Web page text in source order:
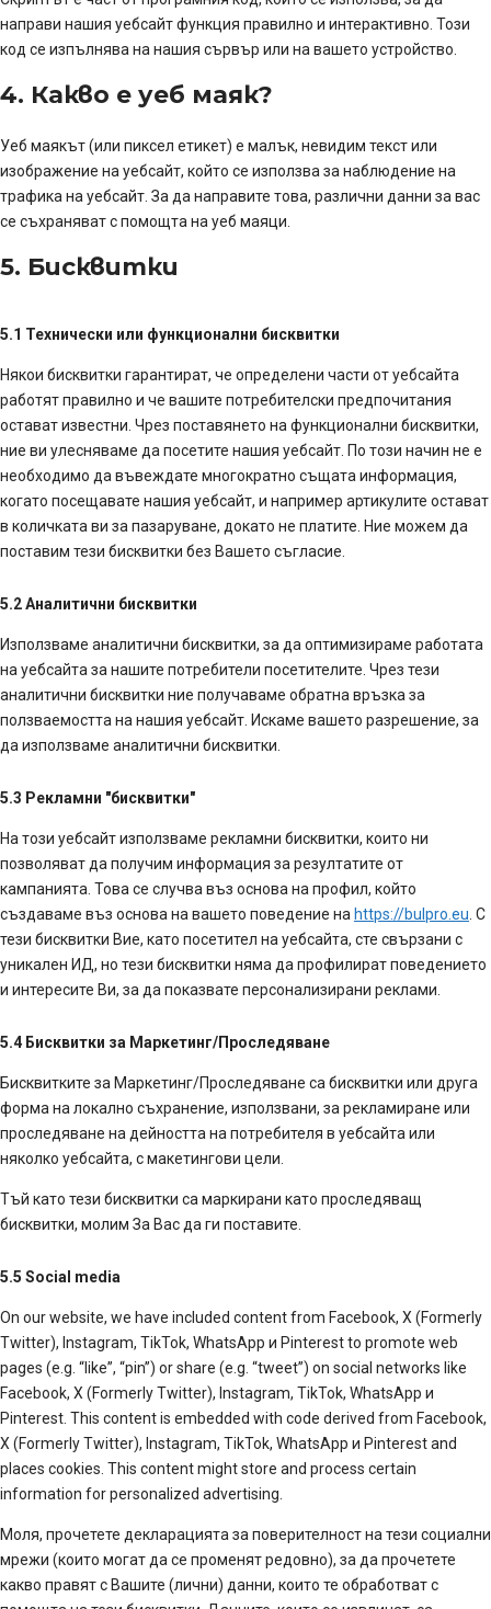
направи нашия уебсайт функция правилно и интерактивно. Този
код се изпълнява на нашия сървър или на вашето устройство.
4. Какво е уеб маяк?
Уеб маякът (или пиксел етикет) е малък, невидим текст или
изображение на уебсайт, който се използва за наблюдение на
трафика на уебсайт. За да направите това, различни данни за вас
се съхраняват с помощта на уеб маяци.
5. Бисквитки
5.1 Технически или функционални бисквитки
Някои бисквитки гарантират, че определени части от уебсайта
работят правилно и че вашите потребителски предпочитания
остават известни. Чрез поставянето на функционални бисквитки,
ние ви улесняваме да посетите нашия уебсайт. По този начин не е
необходимо да въвеждате многократно същата информация,
когато посещавате нашия уебсайт, и например артикулите остават
в количката ви за пазаруване, докато не платите. Ние можем да
поставим тези бисквитки без Вашето съгласие.
5.2 Аналитични бисквитки
Използваме аналитични бисквитки, за да оптимизираме работата
на уебсайта за нашите потребители посетителите. Чрез тези
аналитични бисквитки ние получаваме обратна връзка за
ползваемостта на нашия уебсайт. Искаме вашето разрешение, за
да използваме аналитични бисквитки.
5.3 Рекламни "бисквитки"
На този уебсайт използваме рекламни бисквитки, които ни
позволяват да получим информация за резултатите от
кампанията. Това се случва въз основа на профил, който
създаваме въз основа на вашето поведение на https://bulpro.eu . С
тези бисквитки Вие, като посетител на уебсайта, сте свързани с
уникален ИД, но тези бисквитки няма да профилират поведението
и интересите Ви, за да показвате персонализирани реклами.
5.4 Бисквитки за Маркетинг/Проследяване
Бисквитките за Маркетинг/Проследяване са бисквитки или друга
форма на локално съхранение, използвани, за рекламиране или
проследяване на дейността на потребителя в уебсайта или
няколко уебсайта, с макетингови цели.
Тъй като тези бисквитки са маркирани като проследяващ
бисквитки, молим За Вас да ги поставите.
5.5 Social media
On our website, we have included content from Facebook, X (Formerly
Twitter), Instagram, TikTok, WhatsApp и Pinterest to promote web
pages (e.g. “like”, “pin”) or share (e.g. “tweet”) on social networks like
Facebook, X (Formerly Twitter), Instagram, TikTok, WhatsApp и
Pinterest. This content is embedded with code derived from Facebook,
X (Formerly Twitter), Instagram, TikTok, WhatsApp и Pinterest and
places cookies. This content might store and process certain
information for personalized advertising.
Моля, прочетете декларацията за поверителност на тези социални
мрежи (които могат да се променят редовно), за да прочетете
какво правят с Вашите (лични) данни, които те обработват с